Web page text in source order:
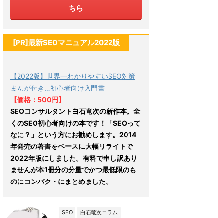
ちら
[PR]最新SEOマニュアル2022版
【2022版】世界一わかりやすいSEO対策
まんが付き…初心者向け入門書
【価格：500円】
SEOコンサルタント白石竜次の新作本。全
くのSEO初心者向けの本です！「SEOって
なに？」という方にお勧めします。2014
年発売の著書をベースに大幅リライトで
2022年版にしました。有料で申し訳あり
ませんが本1冊分の分量でかつ最低限のも
のにコンパクトにまとめました。
SEO 白石竜次コラム